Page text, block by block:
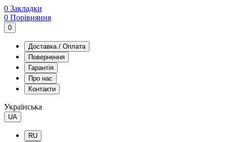
0 Закладки
0 Порівняння
0
Доставка / Оплата
Повернення
Гарантія
Про нас
Контакти
Українська
UA
RU